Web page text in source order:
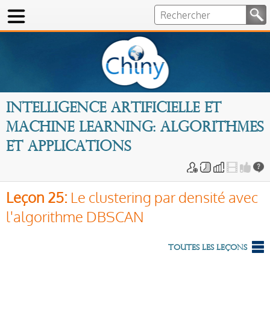
Intelligence artificielle et
Machine Learning: algorithmes
et applications
Leçon 25: Le clustering par densité avec
l'algorithme DBSCAN
Toutes les leçons